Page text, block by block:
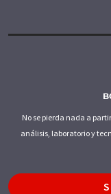
No se pierda nada a
análisis, laboratorio y